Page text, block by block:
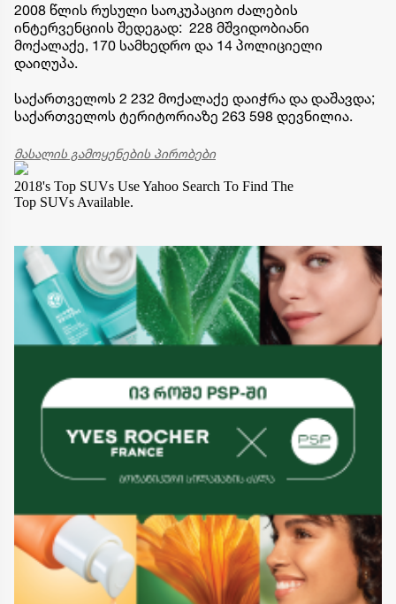
2008 წლის რუსული საოკუპაციო ძალების
ინტერვენციის შედეგად: 228 მშვიდობიანი
მოქალაქე, 170 სამხედრო და 14 პოლიციელი
დაიღუპა.
საქართველოს 2 232 მოქალაქე დაიჭრა და დაშავდა;
საქართველოს ტერიტორიაზე 263 598 დევნილია.
მასალის გამოყენების პირობები
2018's Top SUVs Use Yahoo Search To Find The
Top SUVs Available.